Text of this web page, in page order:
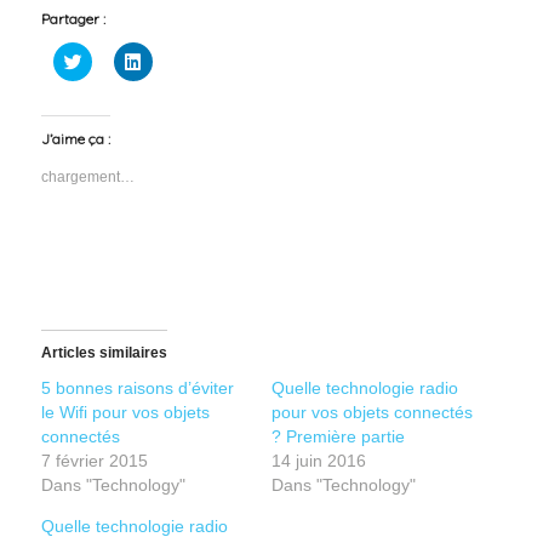
Partager :
Cliquez
pour
Twitter(ouvre
dans
une
nouvelle
fenêtre)
Cliquez
pour
J’aime ça :
chargement…
Articles similaires
5 bonnes raisons d’éviter
le Wifi pour vos objets
connectés
7 février 2015
Dans "Technology"
Quelle technologie radio
pour vos objets connectés
? Première partie
14 juin 2016
Dans "Technology"
Quelle technologie radio